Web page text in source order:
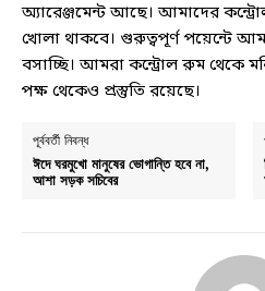
অ্যারেঞ্জমেন্ট আছে। আমাদের
খোলা থাকবে। গুরুত্বপূর্ণ পয়েন্টে
বসাচ্ছি। আমরা কন্ট্রোল রুম থেকে
পক্ষ থেকেও প্রস্তুতি রয়েছে।
পূর্ববর্তী নিবন্ধ
ঈদে ঘরমুখো মানুষের ভোগান্তি হবে না,
আশা সড়ক সচিবের